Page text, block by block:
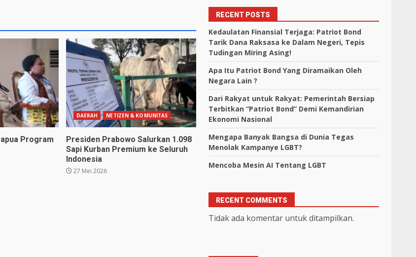
Program
DAERAH NETIZEN & KOMUNITAS
Presiden Prabowo Salurkan 1.098
Sapi Kurban Premium ke Seluruh
Indonesia
27 Mei 2026
RECENT POSTS
Kedaulatan Finansial Terjaga: Patriot Bond
Tarik Dana Raksasa ke Dalam Negeri, Tepis
Tudingan Miring Asing!
Apa Itu Patriot Bond Yang Diramaikan Oleh
Negara Lain ?
Dari Rakyat untuk Rakyat: Pemerintah Bersiap
Terbitkan “Patriot Bond” Demi Kemandirian
Ekonomi Nasional
Mengapa Banyak Bangsa di Dunia Tegas
Menolak Kampanye LGBT?
Mencoba Mesin AI Tentang LGBT
RECENT COMMENTS
Tidak ada komentar untuk ditampilkan.